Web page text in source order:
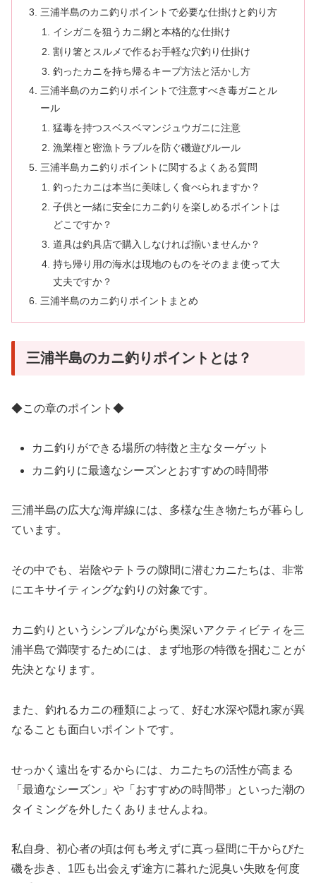
三浦半島のカニ釣りポイントで必要な仕掛けと釣り方
イシガニを狙うカニ網と本格的な仕掛け
割り箸とスルメで作るお手軽な穴釣り仕掛け
釣ったカニを持ち帰るキープ方法と活かし方
三浦半島のカニ釣りポイントで注意すべき毒ガニとル
ール
猛毒を持つスベスベマンジュウガニに注意
漁業権と密漁トラブルを防ぐ磯遊びルール
三浦半島カニ釣りポイントに関するよくある質問
釣ったカニは本当に美味しく食べられますか？
子供と一緒に安全にカニ釣りを楽しめるポイントは
どこですか？
道具は釣具店で購入しなければ揃いませんか？
持ち帰り用の海水は現地のものをそのまま使って大
丈夫ですか？
三浦半島のカニ釣りポイントまとめ
三浦半島のカニ釣りポイントとは？
◆この章のポイント◆
カニ釣りができる場所の特徴と主なターゲット
カニ釣りに最適なシーズンとおすすめの時間帯
三浦半島の広大な海岸線には、多様な生き物たちが暮らし
ています。
その中でも、岩陰やテトラの隙間に潜むカニたちは、非常
にエキサイティングな釣りの対象です。
カニ釣りというシンプルながら奥深いアクティビティを三
浦半島で満喫するためには、まず地形の特徴を掴むことが
先決となります。
また、釣れるカニの種類によって、好む水深や隠れ家が異
なることも面白いポイントです。
せっかく遠出をするからには、カニたちの活性が高まる
「最適なシーズン」や「おすすめの時間帯」といった潮の
タイミングを外したくありませんよね。
私自身、初心者の頃は何も考えずに真っ昼間に干からびた
磯を歩き、1匹も出会えず途方に暮れた泥臭い失敗を何度